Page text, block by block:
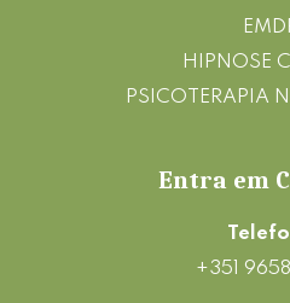
HIPNOSE
PSICOTERAPIA
Entra em
+351